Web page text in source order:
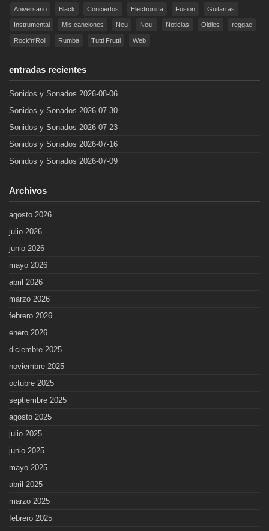
Aniversario Black Conciertos Electronica Fusion Guitarras
Instrumental Mis canciones Neu Neu! Noticias Oldies reggae
Rock'n'Roll Rumba Tutti Frutti Web
entradas recientes
Sonidos y Sonados 2026-08-06
Sonidos y Sonados 2026-07-30
Sonidos y Sonados 2026-07-23
Sonidos y Sonados 2026-07-16
Sonidos y Sonados 2026-07-09
Archivos
agosto 2026
julio 2026
junio 2026
mayo 2026
abril 2026
marzo 2026
febrero 2026
enero 2026
diciembre 2025
noviembre 2025
octubre 2025
septiembre 2025
agosto 2025
julio 2025
junio 2025
mayo 2025
abril 2025
marzo 2025
febrero 2025